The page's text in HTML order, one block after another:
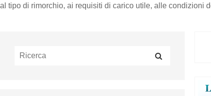
al tipo di rimorchio, ai requisiti di carico utile, alle condizioni